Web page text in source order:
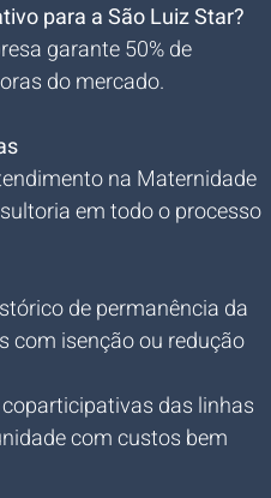
para a São Luiz Star?
garante 50% de
do mercado.
na Maternidade
em todo o processo
de permanência da
com isenção ou redução
das linhas
com custos bem